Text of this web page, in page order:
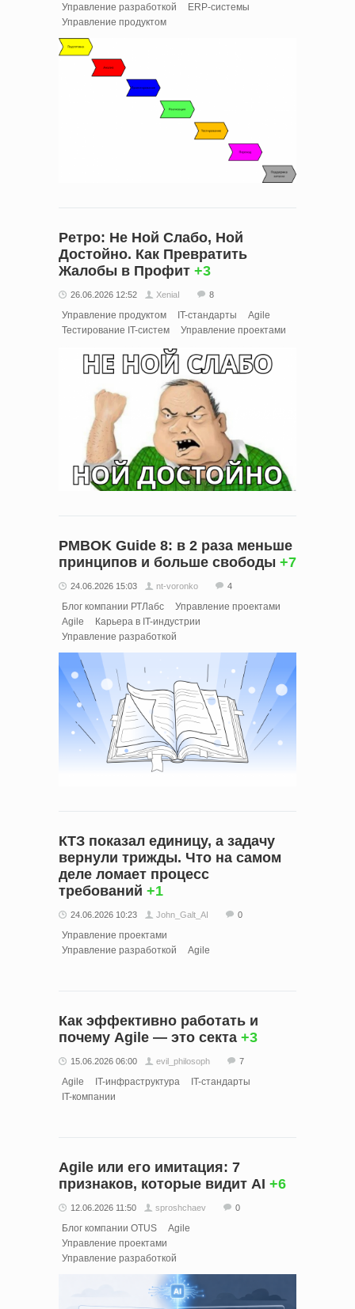
Управление разработкой
ERP-системы
Управление продуктом
Ретро: Не Ной Слабо, Ной
Достойно. Как Превратить
Жалобы в Профит +3
26.06.2026 12:52 XeniaI 8
Управление продуктом IT-стандарты
Agile
Тестирование IT-систем
Управление проектами
PMBOK Guide 8: в 2 раза меньше
принципов и больше свободы +7
24.06.2026 15:03 nt-voronko 4
Блог компании РТЛабс
Управление проектами
Agile
Карьера в IT-индустрии
Управление разработкой
КТЗ показал единицу, а задачу
вернули трижды. Что на самом
деле ломает процесс
требований +1
24.06.2026 10:23 John_Galt_AI 0
Управление проектами
Управление разработкой
Agile
Как эффективно работать и
почему Agile — это секта +3
15.06.2026 06:00 evil_philosoph 7
Agile IT-инфраструктура
IT-стандарты
IT-компании
Agile или его имитация: 7
признаков, которые видит AI +6
12.06.2026 11:50 sproshchaev 0
Блог компании OTUS
Agile
Управление проектами
Управление разработкой